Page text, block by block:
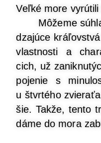
Veľ­ké more
Môže­me
dza­jú­ce
vlast­nos­ti a
cich, už
po­je­nie s
u štvr­té­ho
šie. Tak­že, ten­to
dá­me do mora